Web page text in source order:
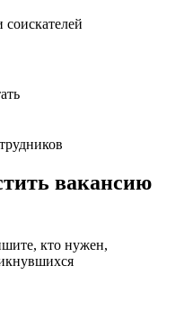
вакансию
кто нужен,